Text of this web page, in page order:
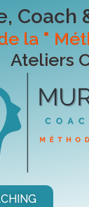
Coach
la "
Ateliers